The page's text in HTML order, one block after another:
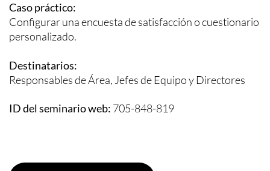
Caso práctico:
Configurar una encuesta de satisfacción o cuestionario
personalizado.
Destinatarios:
Responsables de Área, Jefes de Equipo y Directores
ID del seminario web: 705-848-819